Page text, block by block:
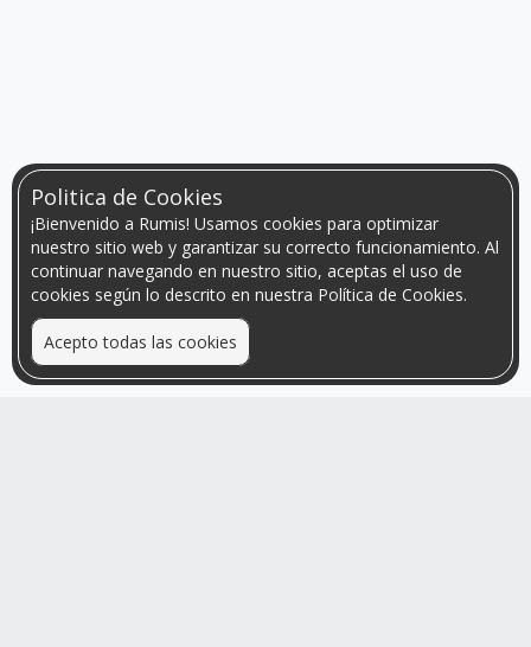
Politica de Cookies
¡Bienvenido a Rumis! Usamos cookies para optimizar
nuestro sitio web y garantizar su correcto funcionamiento. Al
continuar navegando en nuestro sitio, aceptas el uso de
cookies según lo descrito en nuestra Política de Cookies.
Acepto todas las cookies